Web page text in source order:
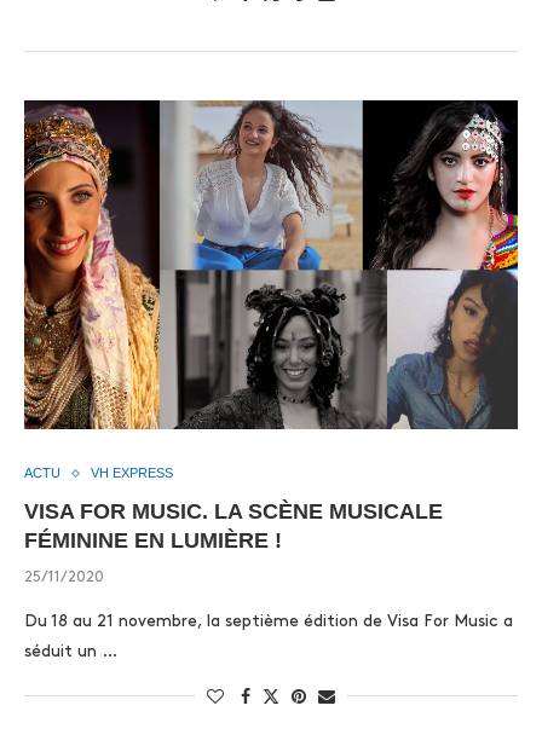
ACTU VH EXPRESS
VISA FOR MUSIC. LA SCÈNE MUSICALE
FÉMININE EN LUMIÈRE !
25/11/2020
Du 18 au 21 novembre, la septième édition de Visa For Music a
séduit un …